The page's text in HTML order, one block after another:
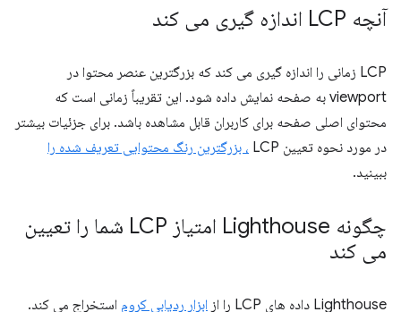
آنچه LCP اندازه گیری می کند
LCP زمانی را اندازه گیری می کند که بزرگترین عنصر محتوا در
viewport به صفحه نمایش داده شود. این تقریباً زمانی است که
محتوای اصلی صفحه برای کاربران قابل مشاهده باشد. برای جزئیات بیشتر
در مورد نحوه تعیین LCP
، بزرگترین رنگ محتوایی تعریف شده را
ببینید.
چگونه Lighthouse امتیاز LCP شما را تعیین
می کند
Lighthouse داده های LCP را از ابزار ردیابی کروم استخراج می کند.